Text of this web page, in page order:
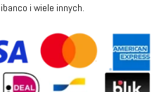
i wiele innych.